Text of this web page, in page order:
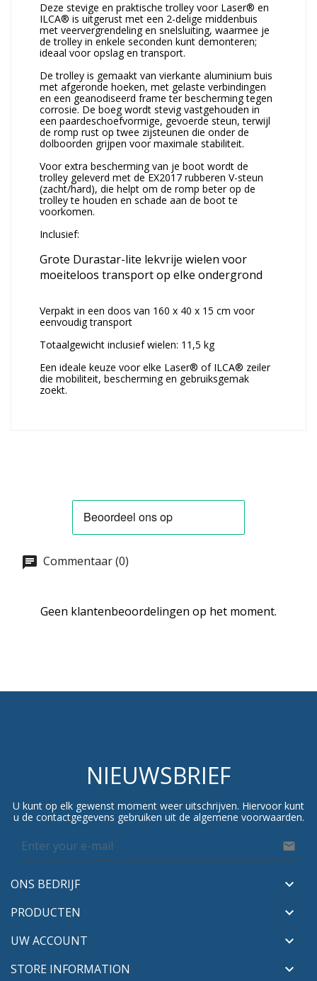
Deze stevige en praktische trolley voor Laser® en
ILCA® is uitgerust met een 2-delige middenbuis
met veervergrendeling en snelsluiting, waarmee je
de trolley in enkele seconden kunt demonteren;
ideaal voor opslag en transport.
De trolley is gemaakt van vierkante aluminium buis
met afgeronde hoeken, met gelaste verbindingen
en een geanodiseerd frame ter bescherming tegen
corrosie. De boeg wordt stevig vastgehouden in
een paardeschoefvormige, gevoerde steun, terwijl
de romp rust op twee zijsteunen die onder de
dolboorden grijpen voor maximale stabiliteit.
Voor extra bescherming van je boot wordt de
trolley geleverd met de EX2017 rubberen V-steun
(zacht/hard), die helpt om de romp beter op de
trolley te houden en schade aan de boot te
voorkomen.
Inclusief:
Grote Durastar-lite lekvrije wielen voor
moeiteloos transport op elke ondergrond
Verpakt in een doos van 160 x 40 x 15 cm voor
eenvoudig transport
Totaalgewicht inclusief wielen: 11,5 kg
Een ideale keuze voor elke Laser® of ILCA® zeiler
die mobiliteit, bescherming en gebruiksgemak
zoekt.
Commentaar (0)
Geen klantenbeoordelingen op het moment.
NIEUWSBRIEF
U kunt op elk gewenst moment weer uitschrijven. Hiervoor kunt
u de contactgegevens gebruiken uit de algemene voorwaarden.

ONS BEDRIJF 
PRODUCTEN 
UW ACCOUNT 
STORE INFORMATION 